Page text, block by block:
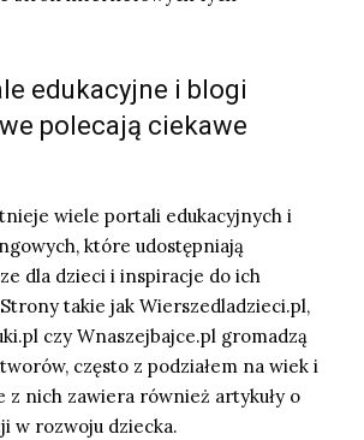
edukacyjne i blogi
polecają ciekawe
wiele portali edukacyjnych i
które udostępniają
dla dzieci i inspiracje do ich
takie jak Wierszedladzieci.pl,
czy Wnaszejbajce.pl gromadzą
często z podziałem na wiek i
z nich zawiera również artykuły o
w rozwoju dziecka.